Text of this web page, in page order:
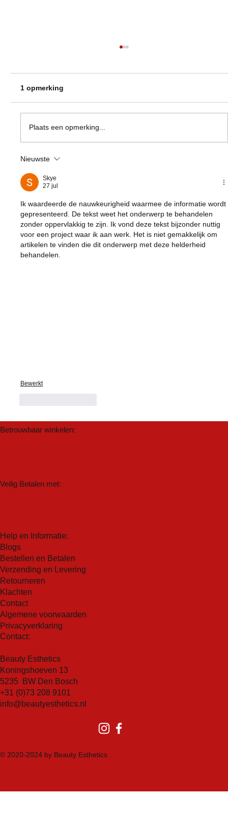
Wat te doen tegen acne?
1 opmerking
Plaats een opmerking...
Nieuwste
Skye
27 jul
Ik waardeerde de nauwkeurigheid waarmee de informatie wordt
gepresenteerd. De tekst weet het onderwerp te behandelen
zonder oppervlakkig te zijn. Ik vond deze tekst bijzonder nuttig
voor een project waar ik aan werk. Het is niet gemakkelijk om
artikelen te vinden die dit onderwerp met deze helderheid
behandelen.
Bewerkt
Help en Informatie:
Blogs
Bestellen en Betalen
Verzending en Levering
Retourneren
Klachten
Contact
Algemene voorwaarden
Privacyverklaring
Contact:
Beauty Esthetics
Koningshoeven 13
5235 BW Den Bosch
+31 (0)73 208 9101
info@beautyesthetics.nl
Veilig Betalen met:
© 2020-2024 by Beauty Esthetics
Betrouwbaar winkelen: